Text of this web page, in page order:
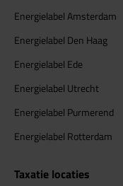
Energielabel Amsterdam
Energielabel Den Haag
Energielabel Ede
Energielabel Utrecht
Energielabel Purmerend
Energielabel Rotterdam
Taxatie locaties